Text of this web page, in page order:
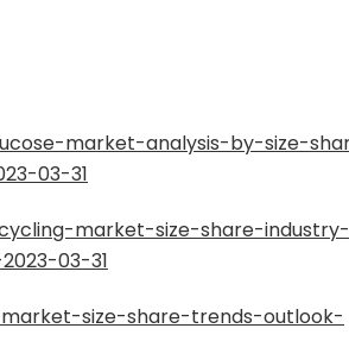
market-analysis-by-size-
03-31
market-size-share-industry-
03-31
size-share-trends-outlook-